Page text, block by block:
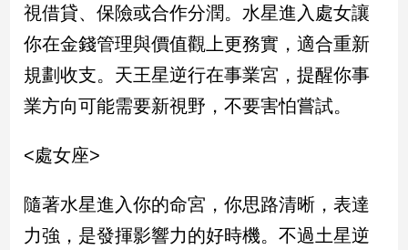
追
生
建
室
設
視借貸、保險或合作分潤。水星進入處女讓
你在金錢管理與價值觀上更務實，適合重新
規劃收支。天王星逆行在事業宮，提醒你事
業方向可能需要新視野，不要害怕嘗試。
<處女座>
隨著水星進入你的命宮，你思路清晰，表達
力強，是發揮影響力的好時機。不過土星逆